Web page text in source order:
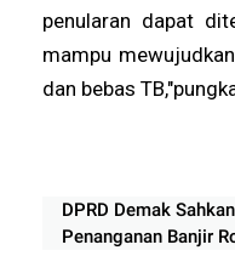
penularan dapat
mampu
dan bebas
DPRD Demak
Penanganan Banjir